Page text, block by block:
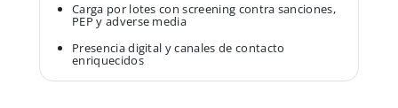
Carga por lotes con screening contra sanciones,
PEP y adverse media
Presencia digital y canales de contacto
enriquecidos